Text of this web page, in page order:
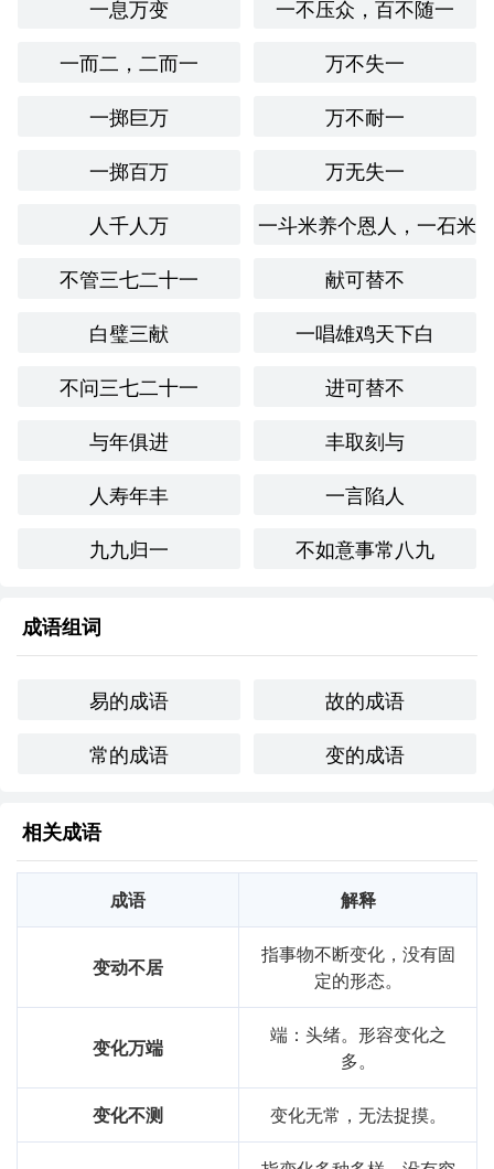
“安如泰山”：形容稳定，不易动摇。
“一成不变”：指事物长期保持不变，与“变故易常”相
反。
文化与社会背景：
在**文化中，强调“变故易常”的观念与道家思想密切相关，
尤其是对顺应自然和接受变化的态度。在现代社会，随着科
技与环境的快速变化，人们更加需要认识到生活的不确定
性，培养应对变化的能力。
情感与联想：
“变故易常”给人的情感反应是警觉和接受，提醒人们在面对
可以促进个人的成长与成熟。
在我的生活中，有一次工作项目因外部因素突然中止，我感
一部分，因此我迅速调整心态，寻找新的机会，最终找到一
个更合适的项目。
创造性使用：
生活如潮，变故易常，
波澜起伏，心似春江。
随风而行，任意逍遥，
跨文化比较：
在英语中，类似的表达可以是“Change is the only
constant”，强调变化是生活中唯一不变的法则。这个思想在
一息万变
一不压众，百不随一
一而二，二而一
万不失一
一掷巨万
万不耐一
一掷百万
万无失一
人千人万
一斗米养个恩人，一石米
不管三七二十一
献可替不
白璧三献
一唱雄鸡天下白
不问三七二十一
进可替不
与年俱进
丰取刻与
人寿年丰
一言陷人
九九归一
不如意事常八九
成语组词
易的成语
故的成语
常的成语
变的成语
相关成语
成语 解释
变动不居
指事物不断变化，没有固
定的形态。
变化万端
端：头绪。形容变化之
多。
变化不测 变化无常，无法捉摸。